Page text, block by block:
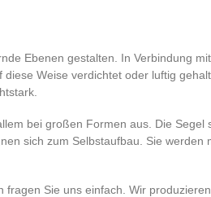
Ebenen gestalten. In Verbindung
Weise verdichtet oder luftig
bei großen Formen aus. Die Segel
sich zum Selbstaufbau. Sie werden
Sie uns einfach. Wir